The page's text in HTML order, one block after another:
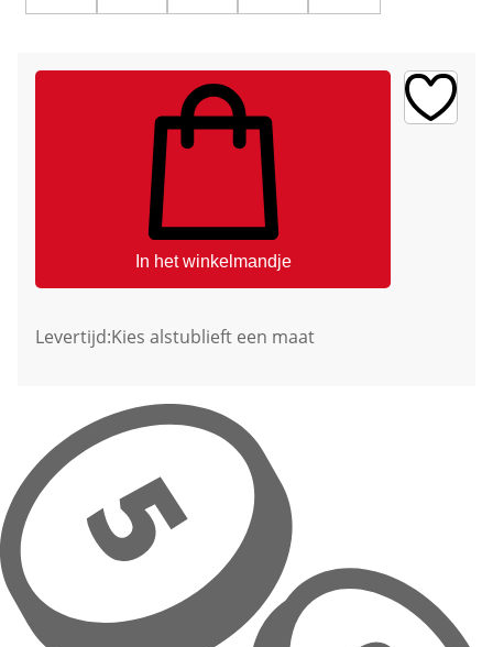
In het winkelmandje
Levertijd:Kies alstublieft een maat